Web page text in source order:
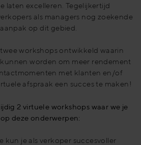
laten excelleren. Tegelijkertijd
als managers nog zoekende
op dit gebied.
workshops ontwikkeld waarin
worden om meer rendement
met klanten en/of
afspraak een succes te maken!
2 virtuele workshops waar we je
deze onderwerpen:
kun je als verkoper succesvoller